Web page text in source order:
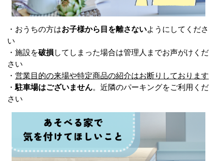
・おうちの方はお子様から目を離さないようにしてくださ
い
・施設を破損 してしまった場合は管理人までお声がけくだ
さい
・ 営業目的の来場や特定商品の紹介はお断りしております
・ 駐車場はございません。近隣のパーキングをご利用くだ
さい